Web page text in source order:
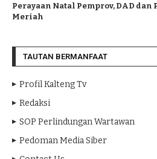
Perayaan Natal Pemprov, DAD
Meriah
TAUTAN BERMANFAAT
Profil Kalteng Tv
Redaksi
SOP Perlindungan Wartawan
Pedoman Media Siber